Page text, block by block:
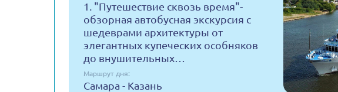
1. "Путешествие сквозь время"-
обзорная автобусная экскурсия с
шедеврами архитектуры от
элегантных купеческих особняков
до внушительных…
Маршрут дня:
Самара - Казань